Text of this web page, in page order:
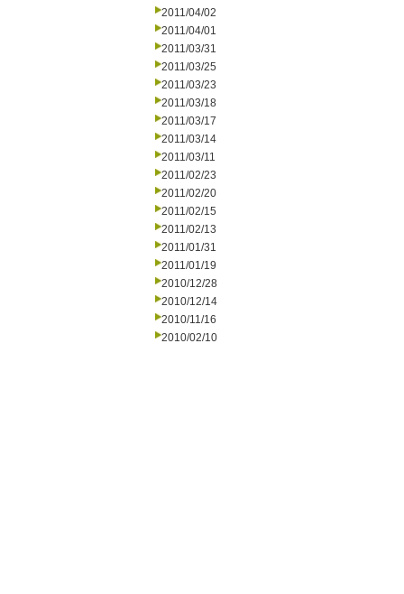
2011/04/02
2011/04/01
2011/03/31
2011/03/25
2011/03/23
2011/03/18
2011/03/17
2011/03/14
2011/03/11
2011/02/23
2011/02/20
2011/02/15
2011/02/13
2011/01/31
2011/01/19
2010/12/28
2010/12/14
2010/11/16
2010/02/10